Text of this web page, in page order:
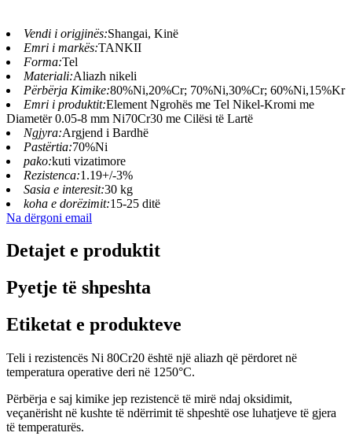
Vendi i origjinës:Shangai, Kinë
Emri i markës:TANKII
Forma:Tel
Materiali:Aliazh nikeli
Përbërja Kimike:80%Ni,20%Cr; 70%Ni,30%Cr; 60%Ni,15%Kr
Emri i produktit:Element Ngrohës me Tel Nikel-Kromi me
Diametër 0.05-8 mm Ni70Cr30 me Cilësi të Lartë
Ngjyra:Argjend i Bardhë
Pastërtia:70%Ni
pako:kuti vizatimore
Rezistenca:1.19+/-3%
Sasia e interesit:30 kg
koha e dorëzimit:15-25 ditë
Na dërgoni email
Detajet e produktit
Pyetje të shpeshta
Etiketat e produkteve
Teli i rezistencës Ni 80Cr20 është një aliazh që përdoret në
temperatura operative deri në 1250°C.
Përbërja e saj kimike jep rezistencë të mirë ndaj oksidimit,
veçanërisht në kushte të ndërrimit të shpeshtë ose luhatjeve të gjera
të temperaturës.